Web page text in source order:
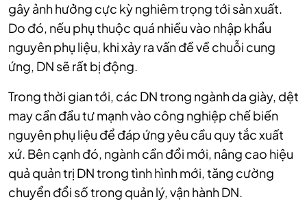
gây ảnh hưởng cực kỳ nghiêm trọng tới sản xuất.
Do đó, nếu phụ thuộc quá nhiều vào nhập khẩu
nguyên phụ liệu, khi xảy ra vấn đề về chuỗi cung
ứng, DN sẽ rất bị động.
Trong thời gian tới, các DN trong ngành da giày, dệt
may cần đầu tư mạnh vào công nghiệp chế biến
nguyên phụ liệu để đáp ứng yêu cầu quy tắc xuất
xứ. Bên cạnh đó, ngành cần đổi mới, nâng cao hiệu
quả quản trị DN trong tình hình mới, tăng cường
chuyển đổi số trong quản lý, vận hành DN.